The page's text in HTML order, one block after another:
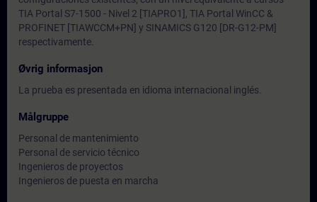
TIA Portal S7-1500 - Nivel 2 [TIAPRO1], TIA Portal WinCC &
PROFINET [TIAWCCM+PN] y SINAMICS G120 [DR-G12-PM]
respectivamente.
Øvrig informasjon
La prueba es presentada en idioma internacional inglés.
Målgruppe
Personal de mantenimiento
Personal de servicio técnico
Ingenieros de proyectos
Ingenieros de puesta en marcha